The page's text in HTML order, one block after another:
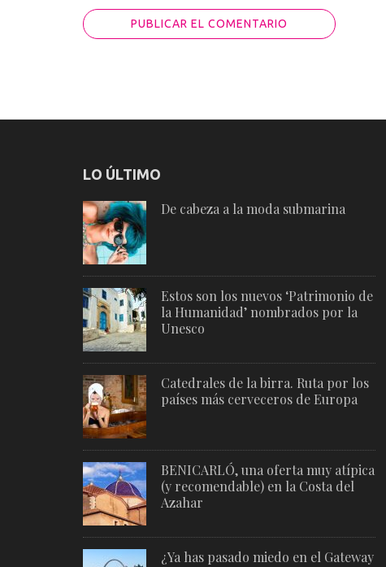
LO ÚLTIMO
De cabeza a la moda submarina
Estos son los nuevos ‘Patrimonio de
la Humanidad’ nombrados por la
Unesco
Catedrales de la birra. Ruta por los
países más cerveceros de Europa
BENICARLÓ, una oferta muy atípica
(y recomendable) en la Costa del
Azahar
¿Ya has pasado miedo en el Gateway